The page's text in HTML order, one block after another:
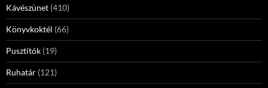
Kávészünet (410)
Könyvkoktél (66)
Pusztítók (19)
Ruhatár (121)